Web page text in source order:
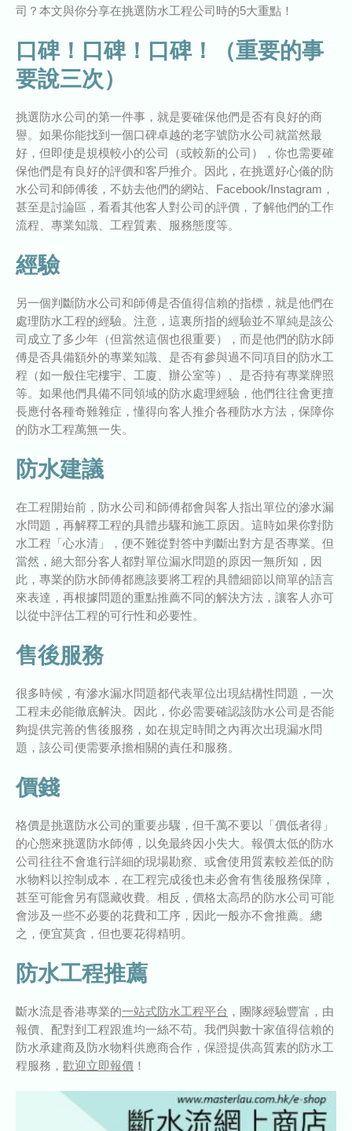
司？本文與你分享在挑選防水工程公司時的5大重點！
口碑！口碑！口碑！（重要的事
要說三次）
挑選防水公司的第一件事，就是要確保他們是否有良好的商
譽。如果你能找到一個口碑卓越的老字號防水公司就當然最
好，但即使是規模較小的公司（或較新的公司），你也需要確
保他們是有良好的評價和客戶推介。因此，在挑選好心儀的防
水公司和師傅後，不妨去他們的網站、Facebook/Instagram，
甚至是討論區，看看其他客人對公司的評價，了解他們的工作
流程、專業知識、工程質素、服務態度等。
經驗
另一個判斷防水公司和師傅是否值得信賴的指標，就是他們在
處理防水工程的經驗。注意，這裏所指的經驗並不單純是該公
司成立了多少年（但當然這個也很重要），而是他們的防水師
傅是否具備額外的專業知識、是否有參與過不同項目的防水工
程（如一般住宅樓宇、工廈、辦公室等）、是否持有專業牌照
等。如果他們具備不同領域的防水處理經驗，他們往往會更擅
長應付各種奇難雜症，懂得向客人推介各種防水方法，保障你
的防水工程萬無一失。
防水建議
在工程開始前，防水公司和師傅都會與客人指出單位的滲水漏
水問題，再解釋工程的具體步驟和施工原因。這時如果你對防
水工程「心水清」，便不難從對答中判斷出對方是否專業。但
當然，絕大部分客人都對單位漏水問題的原因一無所知，因
此，專業的防水師傅都應該要將工程的具體細節以簡單的語言
來表達，再根據問題的重點推薦不同的解決方法，讓客人亦可
以從中評估工程的可行性和必要性。
售後服務
很多時候，有滲水漏水問題都代表單位出現結構性問題，一次
工程未必能徹底解決。因此，你必需要確認該防水公司是否能
夠提供完善的售後服務，如在規定時間之內再次出現漏水問
題，該公司便需要承擔相關的責任和服務。
價錢
格價是挑選防水公司的重要步驟，但千萬不要以「價低者得」
的心態來挑選防水師傅，以免最終因小失大。報價太低的防水
公司往往不會進行詳細的現場勘察、或會使用質素較差低的防
水物料以控制成本，在工程完成後也未必會有售後服務保障，
甚至可能會另有隱藏收費。相反，價格太高昂的防水公司可能
會涉及一些不必要的花費和工序，因此一般亦不會推薦。總
之，便宜莫貪，但也要花得精明。
防水工程推薦
斷水流是香港專業的一站式防水工程平台 ，團隊經驗豐富，由
報價、配對到工程跟進均一絲不苟。我們與數十家值得信賴的
防水承建商及防水物料供應商合作，保證提供高質素的防水工
程服務， 歡迎立即報價 ！